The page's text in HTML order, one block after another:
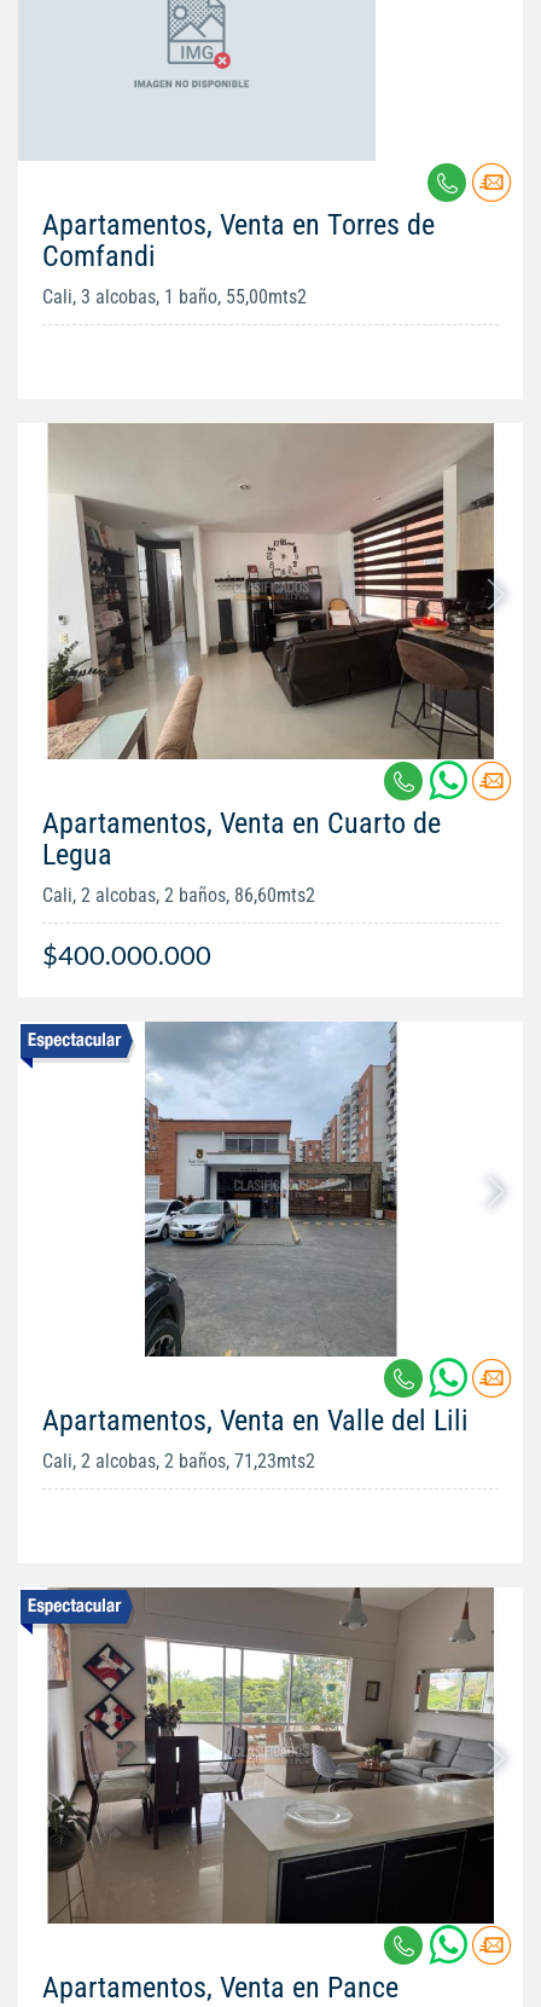
Apartamentos, Venta en Torres de
Comfandi
Cali, 3 alcobas, 1 baño, 55,00mts2
Apartamentos, Venta en Cuarto de
Legua
Cali, 2 alcobas, 2 baños, 86,60mts2
$400.000.000
Apartamentos, Venta en Valle del Lili
Cali, 2 alcobas, 2 baños, 71,23mts2
Apartamentos, Venta en Pance